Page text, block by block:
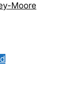
Moore